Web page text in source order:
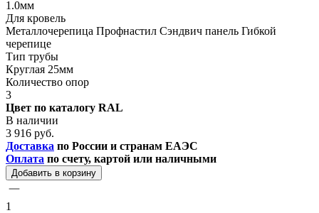
1.0мм
Для кровель
Металлочерепица Профнастил Сэндвич панель Гибкой
черепице
Тип трубы
Круглая 25мм
Количество опор
3
Цвет по каталогу RAL
В наличии
3 916 руб.
Доставка по России и странам ЕАЭС
Оплата по счету, картой или наличными
Добавить в корзину
1